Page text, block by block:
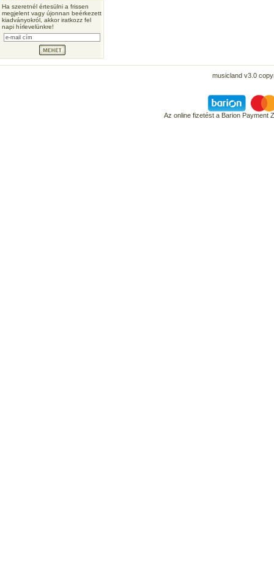
Ha szeretnél értesülni a frissen
megjelent vagy újonnan beérkezett
kiadványokról, akkor iratkozz fel
napi hírlevelünkre!
musicland v3.0
Az online fizetést a Barion Payment